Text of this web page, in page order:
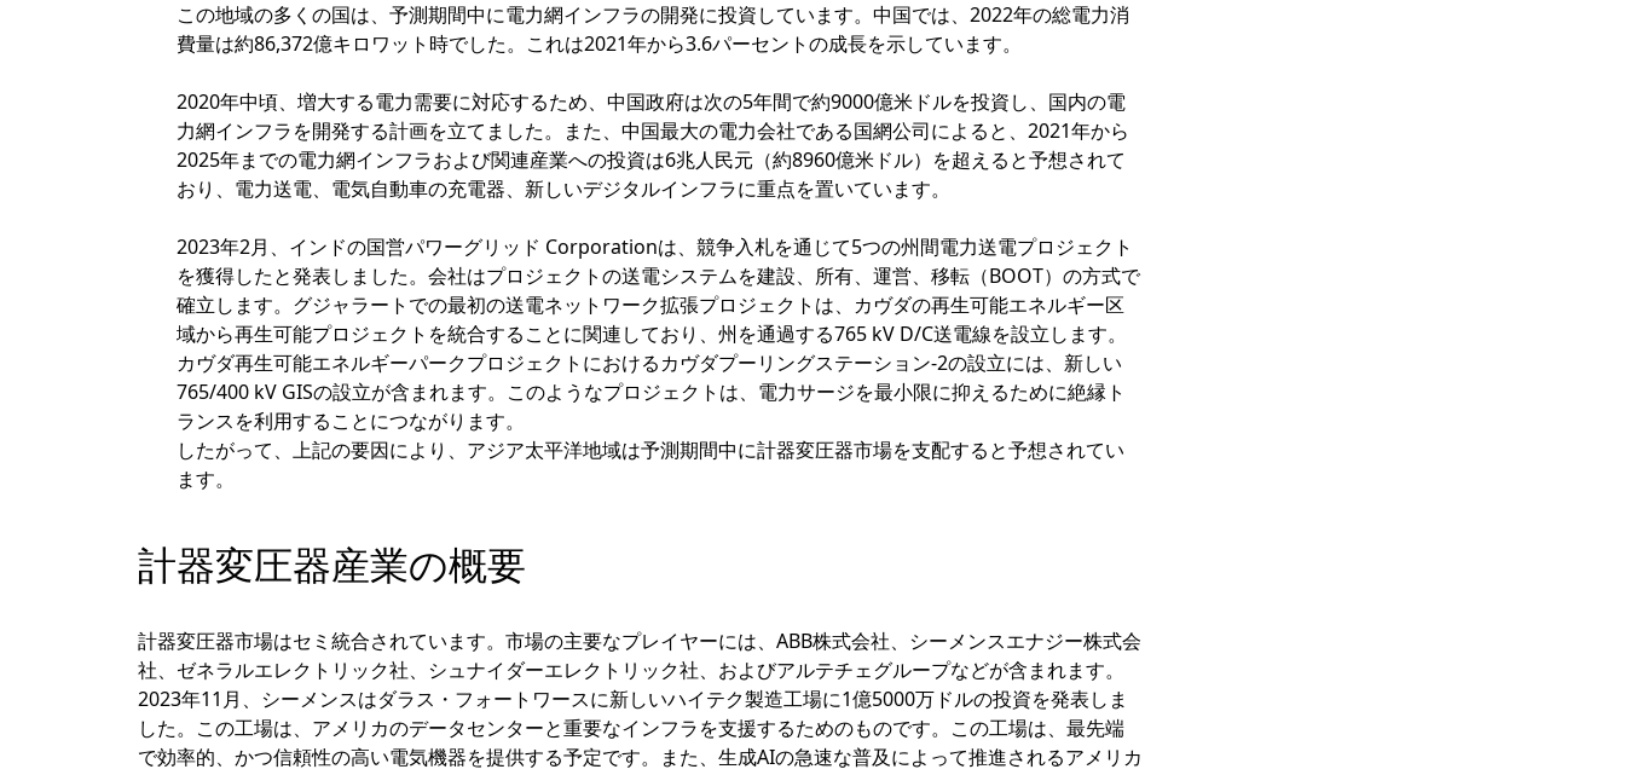
この地域の多くの国は、予測期間中に電力網インフラの開発に投資しています。中国では、2022年の総電力消
費量は約86,372億キロワット時でした。これは2021年から3.6パーセントの成長を示しています。
2020年中頃、増大する電力需要に対応するため、中国政府は次の5年間で約9000億米ドルを投資し、国内の電
力網インフラを開発する計画を立てました。また、中国最大の電力会社である国網公司によると、2021年から
2025年までの電力網インフラおよび関連産業への投資は6兆人民元（約8960億米ドル）を超えると予想されて
おり、電力送電、電気自動車の充電器、新しいデジタルインフラに重点を置いています。
2023年2月、インドの国営パワーグリッド Corporationは、競争入札を通じて5つの州間電力送電プロジェクト
を獲得したと発表しました。会社はプロジェクトの送電システムを建設、所有、運営、移転（BOOT）の方式で
確立します。グジャラートでの最初の送電ネットワーク拡張プロジェクトは、カヴダの再生可能エネルギー区
域から再生可能プロジェクトを統合することに関連しており、州を通過する765 kV D/C送電線を設立します。
カヴダ再生可能エネルギーパークプロジェクトにおけるカヴダプーリングステーション-2の設立には、新しい
765/400 kV GISの設立が含まれます。このようなプロジェクトは、電力サージを最小限に抑えるために絶縁ト
ランスを利用することにつながります。
したがって、上記の要因により、アジア太平洋地域は予測期間中に計器変圧器市場を支配すると予想されてい
ます。
計器変圧器産業の概要
計器変圧器市場はセミ統合されています。市場の主要なプレイヤーには、ABB株式会社、シーメンスエナジー株式会
社、ゼネラルエレクトリック社、シュナイダーエレクトリック社、およびアルテチェグループなどが含まれます。
2023年11月、シーメンスはダラス・フォートワースに新しいハイテク製造工場に1億5000万ドルの投資を発表しま
した。この工場は、アメリカのデータセンターと重要なインフラを支援するためのものです。この工場は、最先端
で効率的、かつ信頼性の高い電気機器を提供する予定です。また、生成AIの急速な普及によって推進されるアメリカ